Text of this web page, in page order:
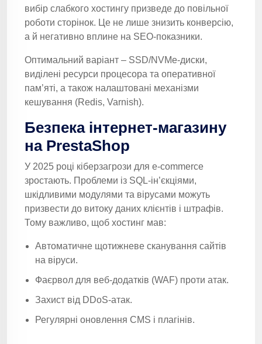
вибір слабкого хостингу призведе до повільної
роботи сторінок. Це не лише знизить конверсію,
а й негативно вплине на SEO-показники.
Оптимальний варіант – SSD/NVMe-диски,
виділені ресурси процесора та оперативної
пам’яті, а також налаштовані механізми
кешування (Redis, Varnish).
Безпека інтернет-магазину
на PrestaShop
У 2025 році кіберзагрози для e-commerce
зростають. Проблеми із SQL-ін’єкціями,
шкідливими модулями та вірусами можуть
призвести до витоку даних клієнтів і штрафів.
Тому важливо, щоб хостинг мав:
Автоматичне щотижневе сканування сайтів
на віруси.
Фаєрвол для веб-додатків (WAF) проти атак.
Захист від DDoS-атак.
Регулярні оновлення CMS і плагінів.